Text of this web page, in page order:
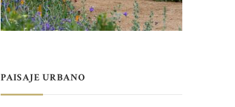
PAISAJE URBANO